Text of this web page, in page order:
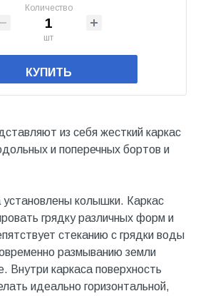
Количество
шт
КУПИТЬ
из себя жесткий каркас
и поперечных бортов и
установлены колышки. Каркас
грядку различных форм и
стеканию с грядки воды
размыванию земли
Внутри каркаса поверхность
идеально горизонтальной,